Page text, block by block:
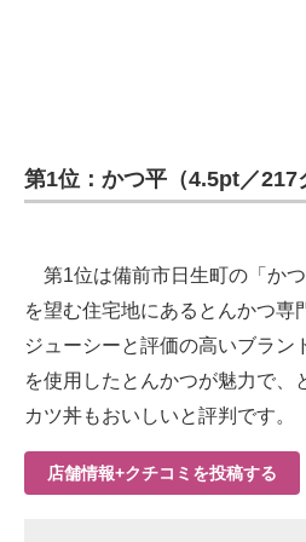
第1位：かつ平（4.5pt／217
第1位は備前市日生町の「か
を望む住宅地にあるとんかつ専
ジューシーと評価の高いブラン
を使用したとんかつが魅力で、
カツ丼もおいしいと評判です。
店舗情報+クチコミを投稿する